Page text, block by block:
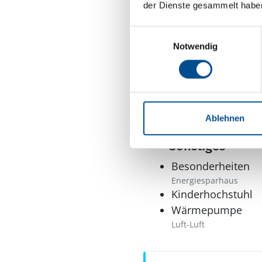
der Dienste gesammelt
Notwendig
Ablehnen
Kaffeemaschine
Mikrowelle
Multimedia
CD-Player
Sonstiges
Besonderheiten
Energiesparhaus
Kinderhochstuhl
Wärmepumpe
Luft-Luft